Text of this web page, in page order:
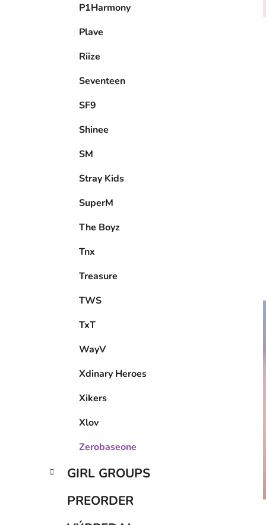
P1Harmony
Plave
Riize
Seventeen
SF9
Shinee
SM
Stray Kids
SuperM
The Boyz
Tnx
Treasure
TWS
TxT
WayV
Xdinary Heroes
Xikers
Xlov
Zerobaseone
GIRL GROUPS
PREORDER